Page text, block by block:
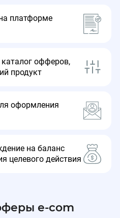
до 29.11.25
платформе
офферов,
продукт
оформления
на баланс
целевого действия
e-com